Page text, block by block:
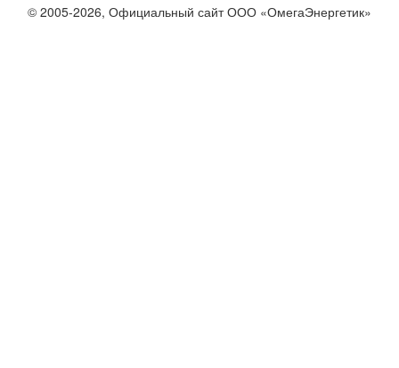
© 2005-2026, Официальный сайт ООО «ОмегаЭнергетик»